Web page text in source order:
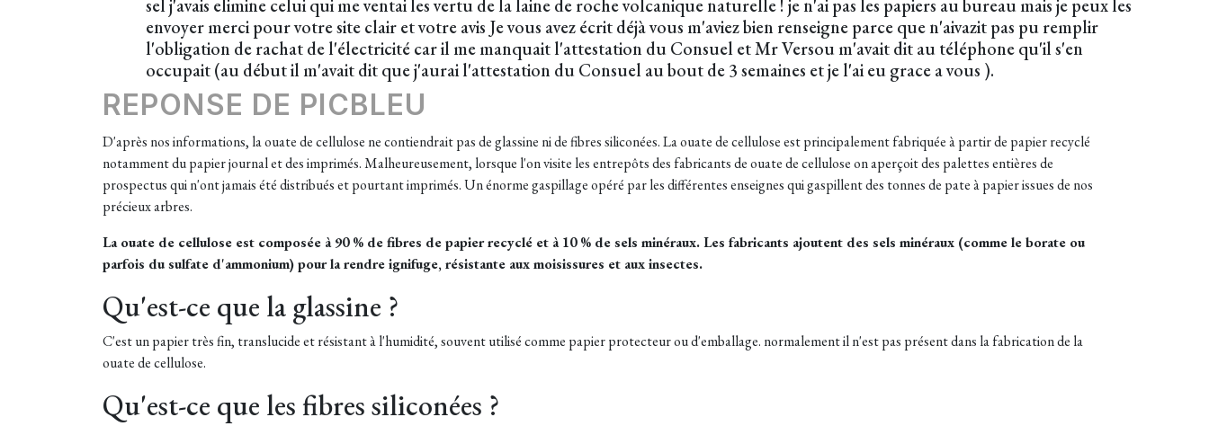
sel j'avais elimine celui qui me ventai les vertu de la laine de roche volcanique naturelle ! je n'ai pas les papiers au bureau mais je peux les
envoyer merci pour votre site clair et votre avis Je vous avez écrit déjà vous m'aviez bien renseigne parce que n'aivazit pas pu remplir
l'obligation de rachat de l'électricité car il me manquait l'attestation du Consuel et Mr Versou m'avait dit au téléphone qu'il s'en
occupait (au début il m'avait dit que j'aurai l'attestation du Consuel au bout de 3 semaines et je l'ai eu grace a vous ).
REPONSE DE PICBLEU
D'après nos informations, la ouate de cellulose ne contiendrait pas de glassine ni de fibres siliconées. La ouate de cellulose est principalement fabriquée à partir de papier recyclé
notamment du papier journal et des imprimés. Malheureusement, lorsque l'on visite les entrepôts des fabricants de ouate de cellulose on aperçoit des palettes entières de
prospectus qui n'ont jamais été distribués et pourtant imprimés. Un énorme gaspillage opéré par les différentes enseignes qui gaspillent des tonnes de pate à papier issues de nos
précieux arbres.
La ouate de cellulose est composée à 90 % de fibres de papier recyclé et à 10 % de sels minéraux.Les fabricants ajoutent des sels minéraux (comme le borate ou
parfois du sulfate d'ammonium) pour la rendre ignifuge, résistante aux moisissures et aux insectes.
Qu'est-ce que la glassine ?
C'est un papier très fin, translucide et résistant à l'humidité, souvent utilisé comme papier protecteur ou d'emballage. normalement il n'est pas présent dans la fabrication de la
ouate de cellulose.
Qu'est-ce que les fibres siliconées ?